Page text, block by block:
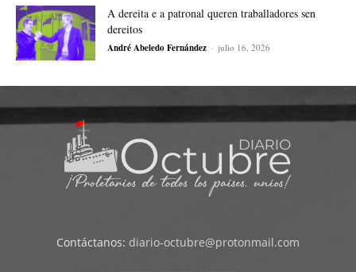
A dereita e a patronal queren traballadores sen
dereitos
André Abeledo Fernández - julio 16, 2026
Contáctanos: diario-octubre@protonmail.com